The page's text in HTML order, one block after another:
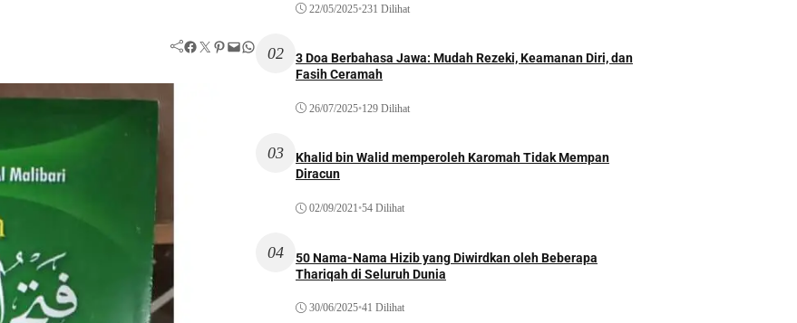
Facebook Twitter Pinterest Mail WhatsApp
22/05/2025•231 Dilihat
02
3 Doa Berbahasa Jawa: Mudah Rezeki, Keamanan Diri, dan
Fasih Ceramah
26/07/2025•129 Dilihat
03
Khalid bin Walid memperoleh Karomah Tidak Mempan
Diracun
02/09/2021•54 Dilihat
04
50 Nama-Nama Hizib yang Diwirdkan oleh Beberapa
Thariqah di Seluruh Dunia
30/06/2025•41 Dilihat